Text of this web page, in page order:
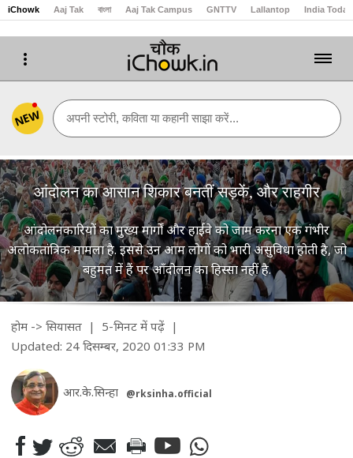
iChowk Aaj Tak বাংলা Aaj Tak Campus GNTTV Lallantop India Today
NEW अपनी स्टोरी, कविता या कहानी साझा करें...
आंदोलन का आसान शिकार बनतीं सड़कें, और राहगीर
आंदोलनकारियों का मुख्य मार्गों और हाईवे को जाम करना एक गंभीर
अलोकतांत्रिक मामला है. इससे उन आम लोगों को भारी असुविधा होती है, जो
बहुमत में हैं पर आँदोलन का हिस्सा नहीं है.
होम-> सियासत | 5-मिनट में पढ़ें |
Updated: 24 दिसम्बर, 2020 01:33 PM
आर.के.सिन्हा @rksinha.official